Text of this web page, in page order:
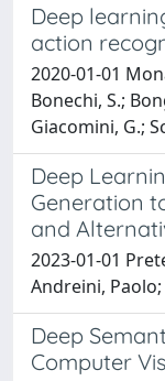
Deep
action
2020-01-01
Bonechi, S.;
Giacomini, G.;
Deep
Generation
and
2023-01-01
Andreini,
Deep
Computer